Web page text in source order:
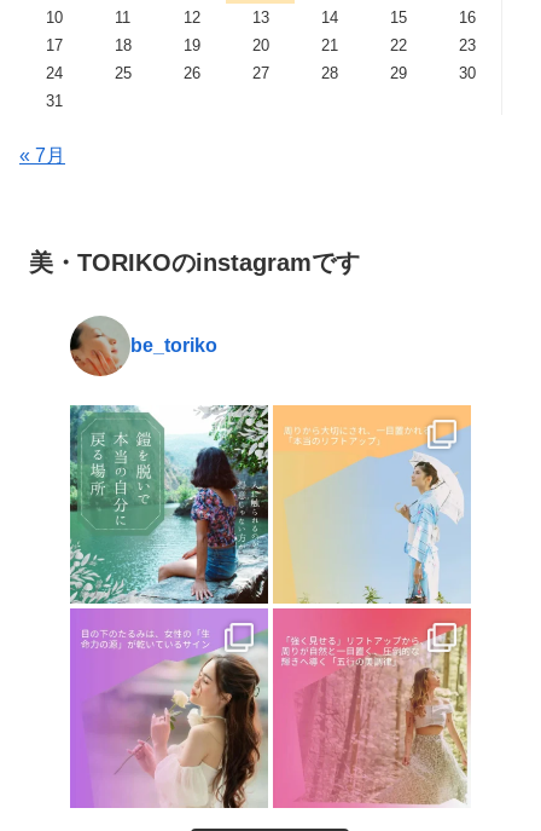
10
11 12 13 14 15
16
17
18 19 20 21 22
23
24
25 26 27 28 29
30
31
« 7月
美・TORIKOのinstagramです
be_toriko